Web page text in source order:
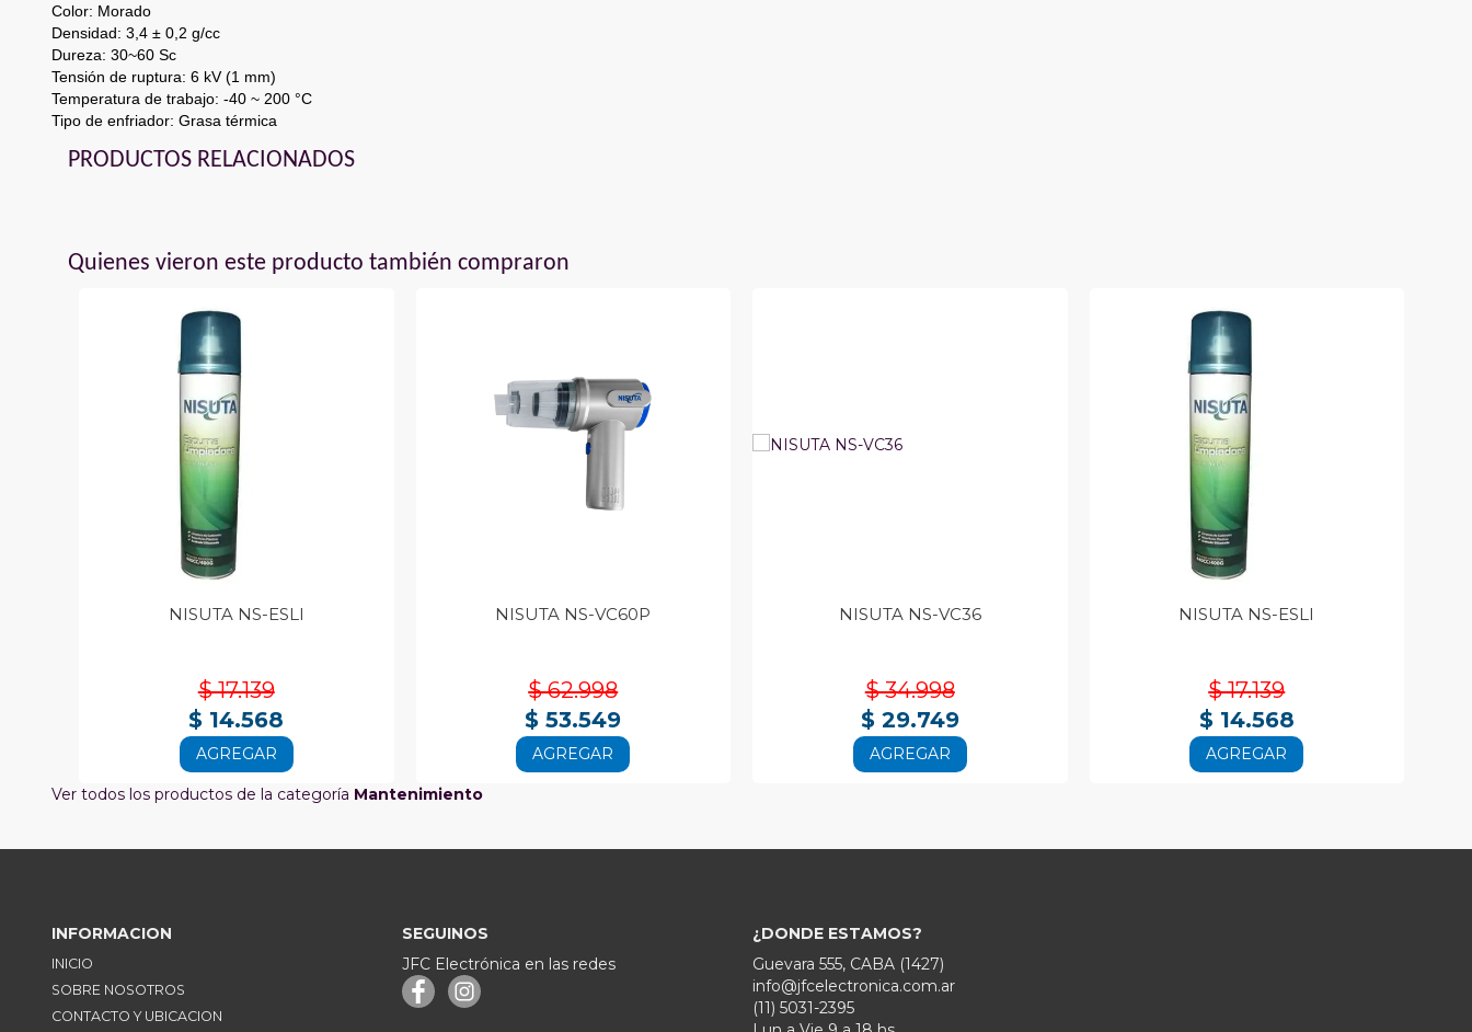
Color: Morado
Densidad: 3,4 ± 0,2 g/cc
Dureza: 30~60 Sc
Tensión de ruptura: 6 kV (1 mm)
Temperatura de trabajo: -40 ~ 200 °C
Tipo de enfriador: Grasa térmica
PRODUCTOS RELACIONADOS
Quienes vieron este producto también compraron
NISUTA NS-ESLI
$ 17.139
$ 14.568
AGREGAR
NISUTA NS-VC60P
$ 62.998
$ 53.549
AGREGAR
NISUTA NS-VC36
$ 34.998
$ 29.749
AGREGAR
NISUTA NS-ESLI
$ 17.139
$ 14.568
AGREGAR
Ver todos los productos de la categoría Mantenimiento
INFORMACION
INICIO
SOBRE NOSOTROS
CONTACTO Y UBICACION
SEGUINOS
JFC Electrónica en las redes
¿DONDE ESTAMOS?
Guevara 555, CABA (1427)
info@jfcelectronica.com.ar
(11) 5031-2395